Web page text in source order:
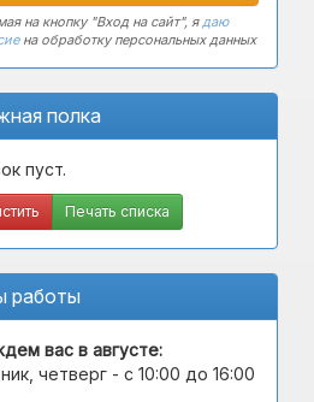
на кнопку "Вход на сайт", ядаю
на обработку персональных данных
полка
пуст.
Печать списка
работы
вас в августе:
четверг - с 10:00 до 16:00